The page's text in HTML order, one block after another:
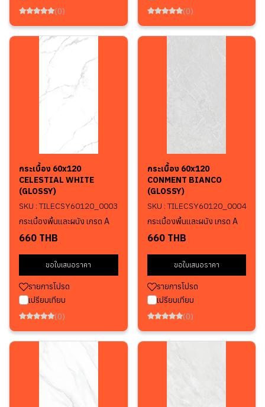
(0)
(0)
กระเบื้อง 60x120
CELESTIAL WHITE
(GLOSSY)
SKU : TILECSY60120_0003
กระเบื้องพื้นและผนัง เกรด A
660 THB
ขอใบเสนอราคา
รายการโปรด
เปรียบเทียบ
(0)
กระเบื้อง 60x120
CONMENT BIANCO
(GLOSSY)
SKU : TILECSY60120_0004
กระเบื้องพื้นและผนัง เกรด A
660 THB
ขอใบเสนอราคา
รายการโปรด
เปรียบเทียบ
(0)